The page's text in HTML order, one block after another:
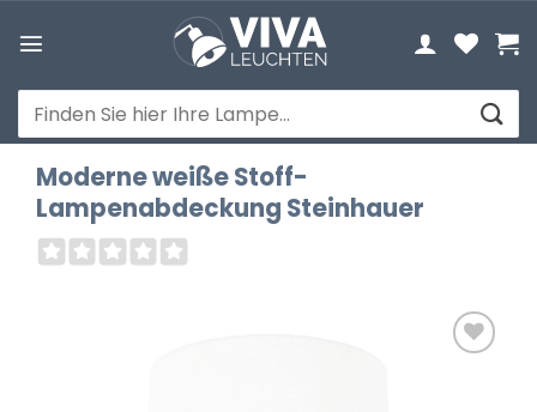
Inhalt
Suchen
nach:
Moderne weiße Stoff-
Lampenabdeckung Steinhauer